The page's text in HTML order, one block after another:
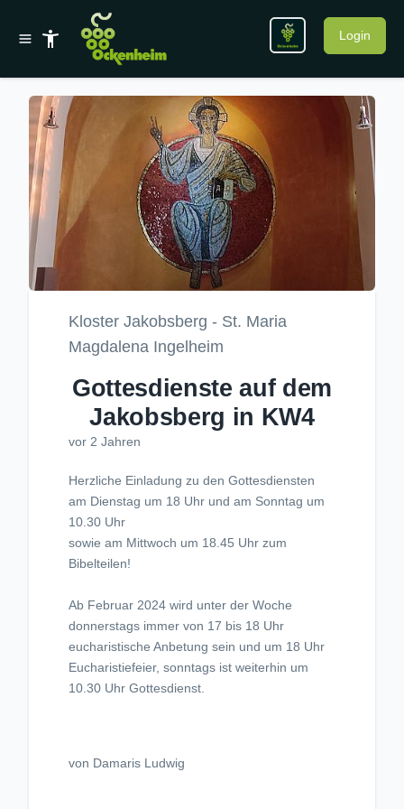
Login
Kloster Jakobsberg - St. Maria
Magdalena Ingelheim
Gottesdienste auf dem
Jakobsberg in KW4
vor 2 Jahren
Herzliche Einladung zu den Gottesdiensten
am Dienstag um 18 Uhr und am Sonntag um
10.30 Uhr
sowie am Mittwoch um 18.45 Uhr zum
Bibelteilen!
Ab Februar 2024 wird unter der Woche
donnerstags immer von 17 bis 18 Uhr
eucharistische Anbetung sein und um 18 Uhr
Eucharistiefeier, sonntags ist weiterhin um
10.30 Uhr Gottesdienst.
von Damaris Ludwig